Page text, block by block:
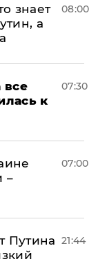
знает
а
08:00
все
к
07:30
–
07:00
Путина 21:44